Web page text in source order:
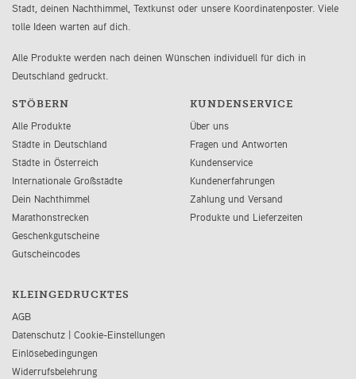
Stadt, deinen Nachthimmel, Textkunst oder unsere Koordinatenposter. Viele
tolle Ideen warten auf dich.
Alle Produkte werden nach deinen Wünschen individuell für dich in
Deutschland gedruckt.
STÖBERN
Alle Produkte
Städte in Deutschland
Städte in Österreich
Internationale Großstädte
Dein Nachthimmel
Marathonstrecken
Geschenkgutscheine
Gutscheincodes
KUNDENSERVICE
Über uns
Fragen und Antworten
Kundenservice
Kundenerfahrungen
Zahlung und Versand
Produkte und Lieferzeiten
KLEINGEDRUCKTES
AGB
Datenschutz | Cookie-Einstellungen
Einlösebedingungen
Widerrufsbelehrung